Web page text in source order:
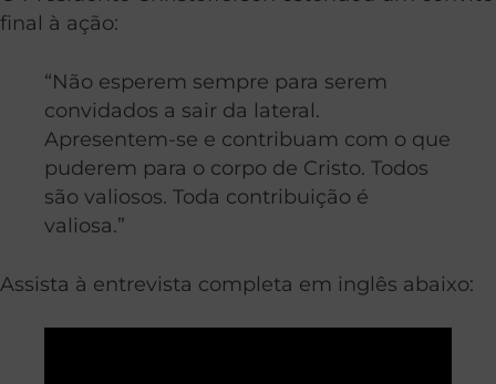
final à ação:
“Não esperem sempre para serem
convidados a sair da lateral.
Apresentem-se e contribuam com o que
puderem para o corpo de Cristo. Todos
são valiosos. Toda contribuição é
valiosa.”
Assista à entrevista completa em inglês abaixo: